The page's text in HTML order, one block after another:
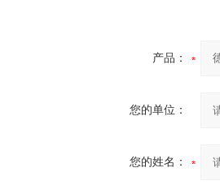
产品：
您的单位：
您的姓名：